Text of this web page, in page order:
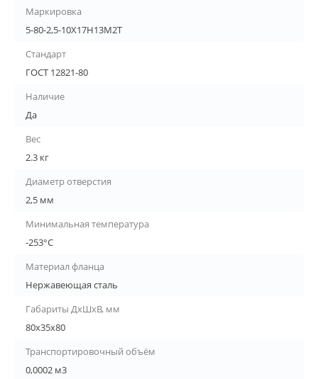
Маркировка
5-80-2,5-10Х17Н13М2Т
Стандарт
ГОСТ 12821-80
Наличие
Да
Вес
2.3 кг
Диаметр отверстия
2,5 мм
Минимальная температура
-253°С
Материал фланца
Нержавеющая сталь
Габариты ДхШхВ, мм
80х35х80
Транспортировочный объём
0,0002 м3